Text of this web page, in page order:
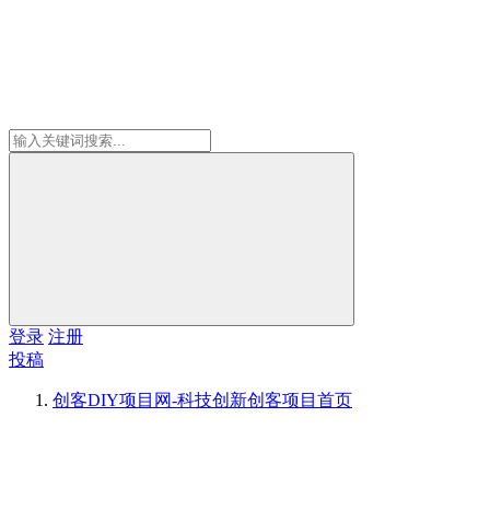
登录 注册
投稿
创客DIY项目网-科技创新创客项目 首页